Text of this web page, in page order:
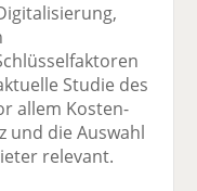
Studie des
allem Kosten-
und die Auswahl
relevant.